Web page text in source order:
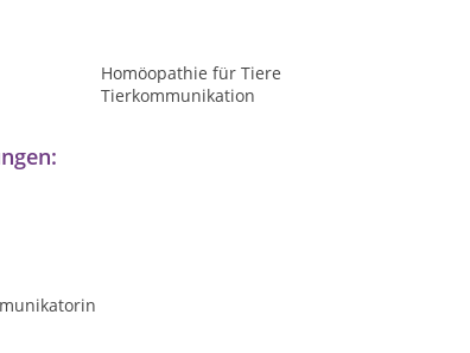
Homöopathie für Tiere
Tierkommunikation